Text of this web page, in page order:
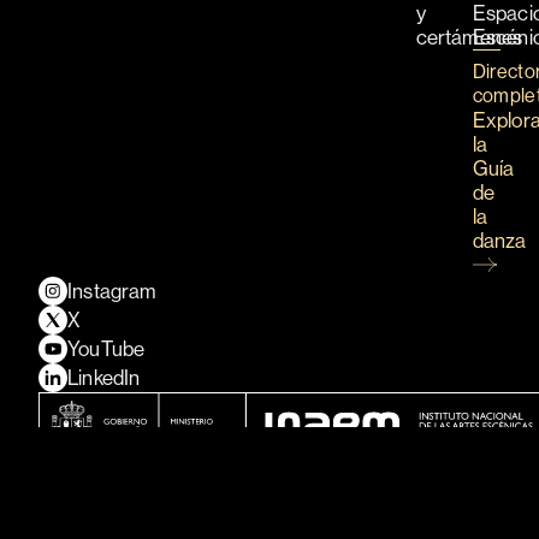
y
certámenes
la
Guía
de
la
danza
Instagram
X
YouTube
LinkedIn